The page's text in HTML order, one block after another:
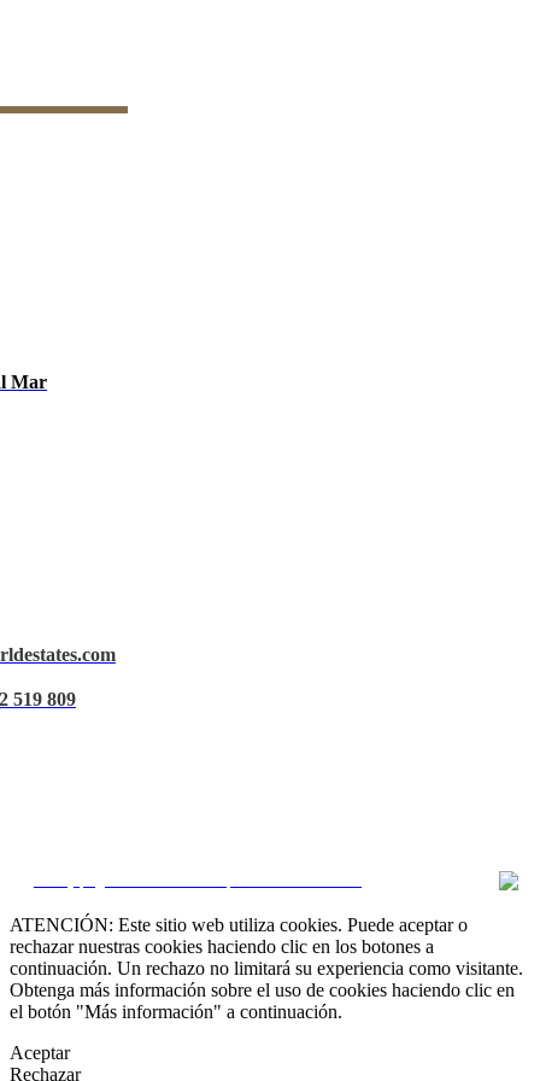
Mar
519 809
ATENCIÓN: Este sitio web utiliza cookies. Puede aceptar o
rechazar nuestras cookies haciendo clic en los botones a
continuación. Un rechazo no limitará su experiencia como visitante.
Obtenga más información sobre el uso de cookies haciendo clic en
el botón "Más información" a continuación.
Aceptar
Rechazar